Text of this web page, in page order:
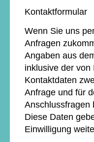
Kontaktformular
Wenn Sie uns
Anfragen
Angaben aus
inklusive der von
Kontaktdaten
Anfrage und für
Anschlussfragen
Diese Daten
Einwilligung